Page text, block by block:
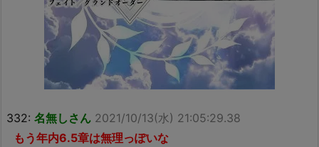
332: 名無しさん 2021/10/13(水) 21:05:29.38
もう年内6.5章は無理っぽいな